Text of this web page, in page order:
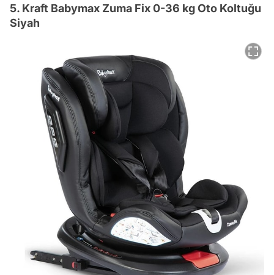
5. Kraft Babymax Zuma Fix 0-36 kg Oto Koltuğu
Siyah